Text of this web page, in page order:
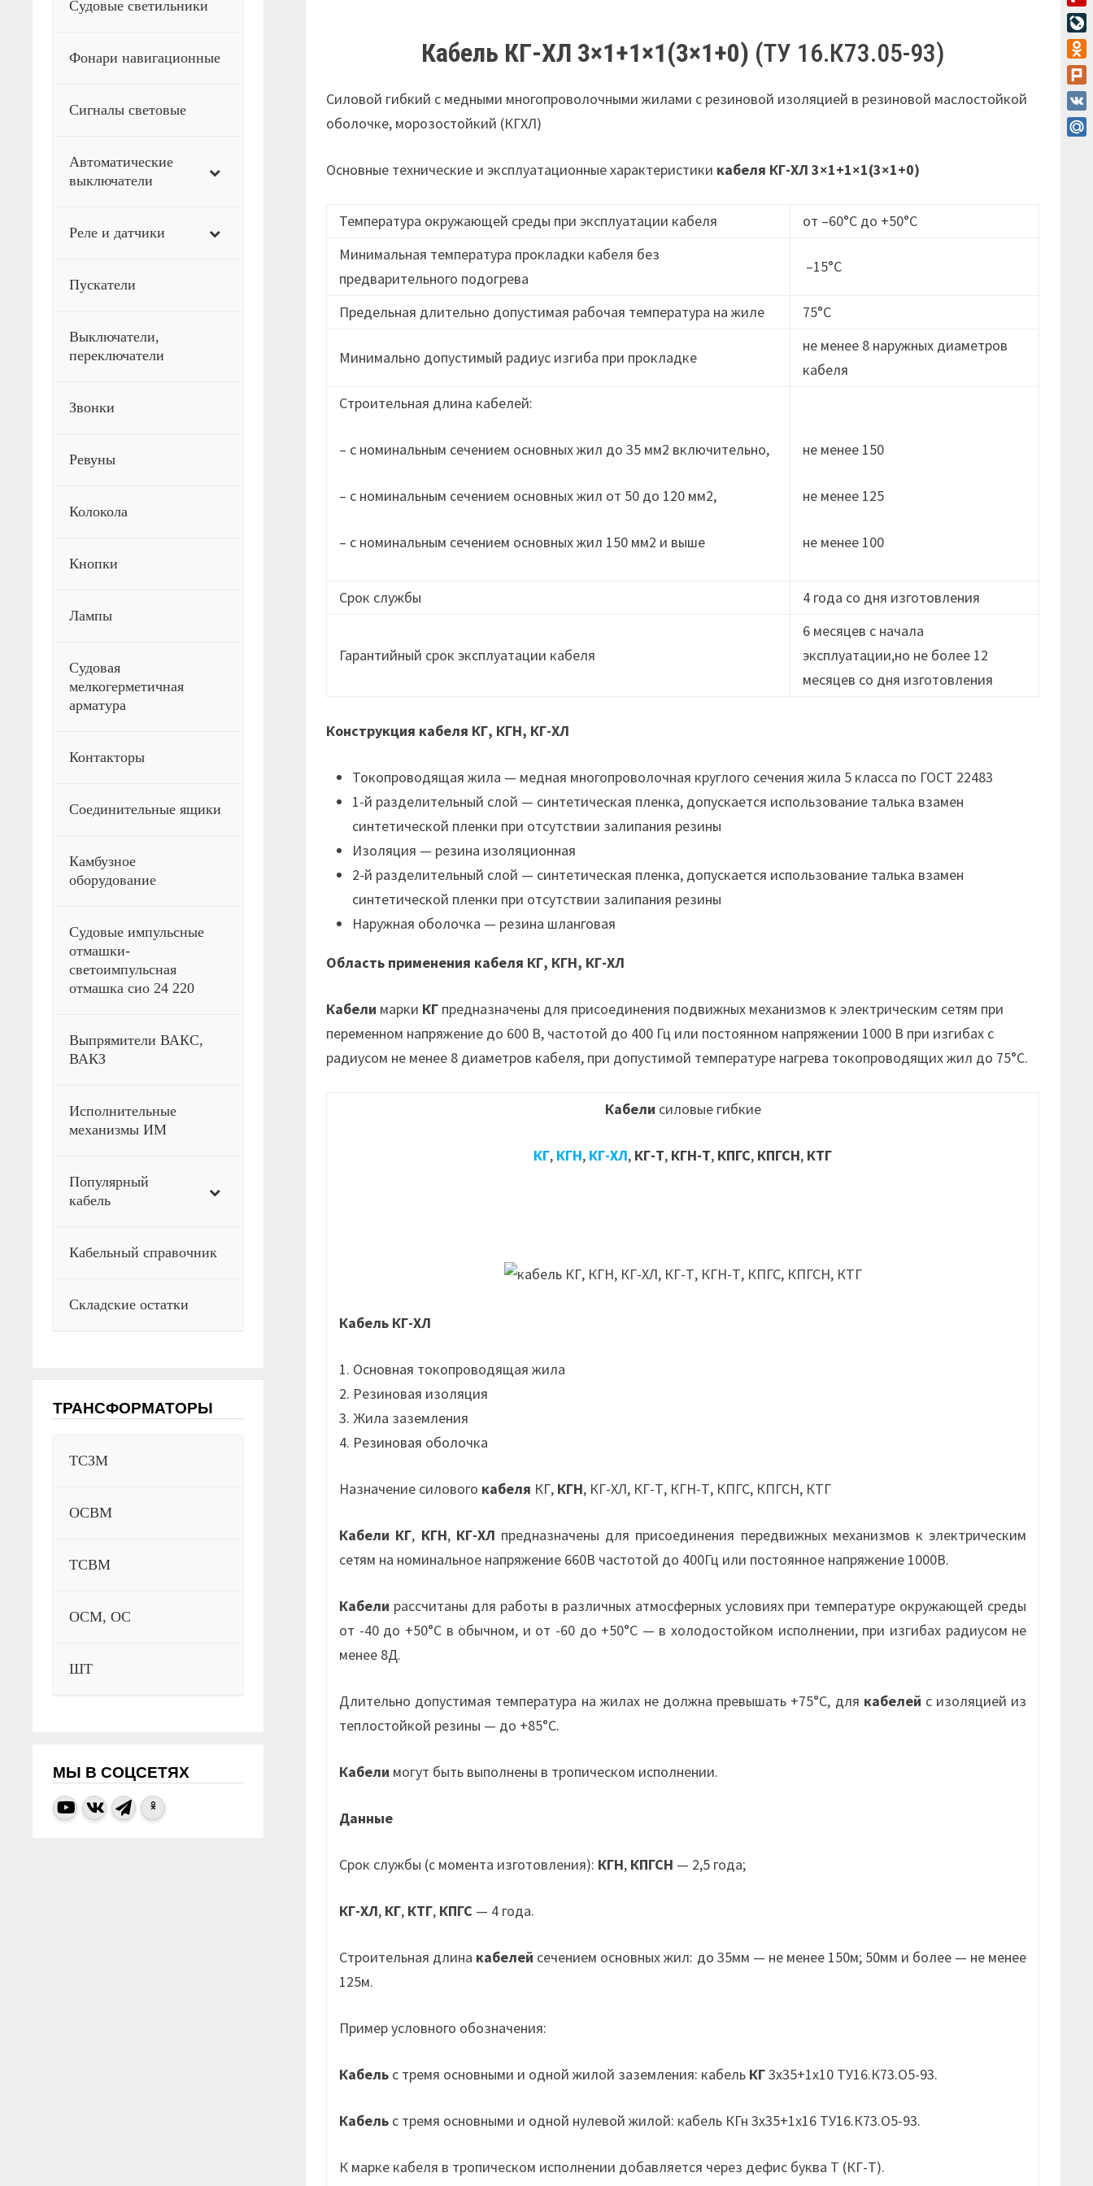
Кабель КГ-ХЛ 3×1+1×1(3×1+0) (ТУ 16.К73.05-93)
Cиловой гибкий с медными многопроволочными жилами с резиновой изоляцией в резиновой маслостойкой
оболочке, морозостойкий (КГХЛ)
Основные технические и эксплуатационные характеристики кабеля КГ-ХЛ 3×1+1×1(3×1+0)
Температура окружающей среды при эксплуатации кабеля
от –60°С до +50°С
Минимальная температура прокладки кабеля без
предварительного подогрева
–15°С
Предельная длительно допустимая рабочая температура на жиле 75°С
Минимально допустимый радиус изгиба при прокладке
не менее 8 наружных диаметров
кабеля
Строительная длина кабелей:
– с номинальным сечением основных жил до 35 мм2 включительно,
– с номинальным сечением основных жил от 50 до 120 мм2,
– с номинальным сечением основных жил 150 мм2 и выше
не менее 150
не менее 125
не менее 100
Срок службы 4 года со дня изготовления
Гарантийный срок эксплуатации кабеля
6 месяцев с начала
эксплуатации,но не более 12
месяцев cо дня изготовления
Конструкция кабеля КГ, КГН, КГ-ХЛ
Токопроводящая жила — медная многопроволочная круглого сечения жила 5 класса по ГОСТ 22483
1-й разделительный слой — синтетическая пленка, допускается использование талька взамен
синтетической пленки при отсутствии залипания резины
Изоляция — резина изоляционная
2-й разделительный слой — синтетическая пленка, допускается использование талька взамен
синтетической пленки при отсутствии залипания резины
Наружная оболочка — резина шланговая
Область применения кабеля КГ, КГН, КГ-ХЛ
Кабели марки КГ предназначены для присоединения подвижных механизмов к электрическим сетям при
переменном напряжение до 600 В, частотой до 400 Гц или постоянном напряжении 1000 В при изгибах с
радиусом не менее 8 диаметров кабеля, при допустимой температуре нагрева токопроводящих жил до 75°С.
Кабели силовые гибкие
КГ, КГН, КГ-ХЛ, КГ-Т, КГН-Т, КПГС, КПГСН, КТГ
Кабель КГ-ХЛ
1. Основная токопроводящая жила
2. Резиновая изоляция
3. Жила заземления
4. Резиновая оболочка
Назначение силового кабеля КГ, КГН, КГ-ХЛ, КГ-Т, КГН-Т, КПГС, КПГСН, КТГ
Кабели КГ, КГН, КГ-ХЛ предназначены для присоединения передвижных механизмов к электрическим
сетям на номинальное напряжение 660В частотой до 400Гц или постоянное напряжение 1000В.
Кабели рассчитаны для работы в различных атмосферных условиях при температуре окружающей среды
от -40 до +50°С в обычном, и от -60 до +50°С — в холодостойком исполнении, при изгибах радиусом не
менее 8Д.
Длительно допустимая температура на жилах не должна превышать +75°С, для кабелей с изоляцией из
теплостойкой резины — до +85°С.
Кабели могут быть выполнены в тропическом исполнении.
Данные
Срок службы (с момента изготовления): КГН, КПГСН — 2,5 года;
КГ-ХЛ, КГ, КТГ, КПГС — 4 года.
Строительная длина кабелей сечением основных жил: до 35мм — не менее 150м; 50мм и более — не менее
125м.
Пример условного обозначения:
Кабель с тремя основными и одной жилой заземления: кабель КГ3х35+1х10 ТУ16.К73.О5-93.
Кабель с тремя основными и одной нулевой жилой: кабель КГн 3х35+1х16 ТУ16.К73.О5-93.
К марке кабеля в тропическом исполнении добавляется через дефис буква Т (КГ-Т).
Судовые светильники
Фонари навигационные
Сигналы световые
Автоматические
выключатели
Реле и датчики
Пускатели
Выключатели,
переключатели
Звонки
Ревуны
Колокола
Кнопки
Лампы
Судовая
мелкогерметичная
арматура
Контакторы
Соединительные ящики
Камбузное
оборудование
Судовые импульсные
отмашки-
светоимпульсная
отмашка сио 24 220
Выпрямители ВАКС,
ВАКЗ
Исполнительные
механизмы ИМ
Популярный
кабель
Кабельный справочник
Складские остатки
ТРАНСФОРМАТОРЫ
ТСЗМ
ОСВМ
ТСВМ
ОСМ, ОС
ШТ
МЫ В СОЦСЕТЯХ
VK